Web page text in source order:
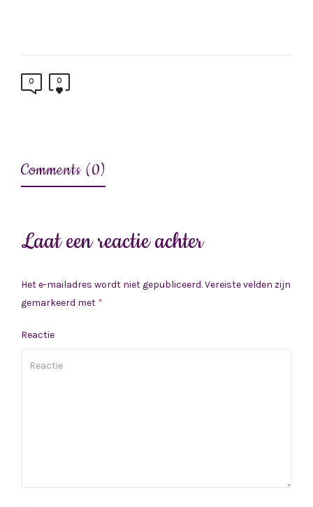
0 0
Comments (0)
Laat een reactie achter
Het e-mailadres wordt niet gepubliceerd.Vereiste velden zijn
gemarkeerd met *
Reactie